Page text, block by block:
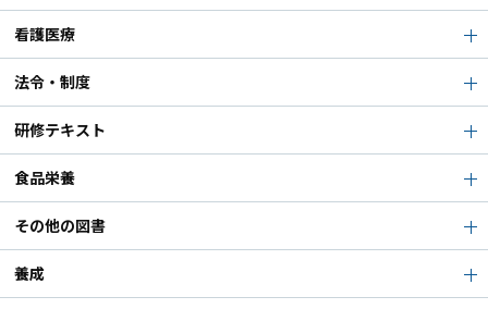
看護医療
法令・制度
研修テキスト
食品栄養
その他の図書
養成